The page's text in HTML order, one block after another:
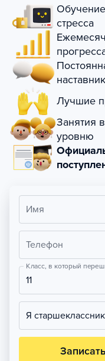
стресса
Лучшие
Занятия
уровню
Имя
Телефон
Класс, в который
11
Я старшеклассник